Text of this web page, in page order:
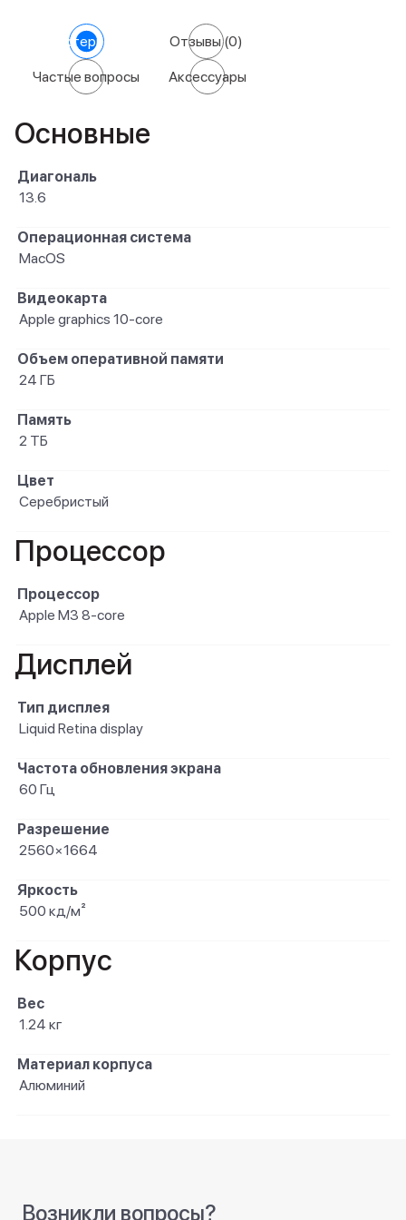
Характеристики Отзывы(0)
Частые вопросы Аксессуары
Основные
Диагональ
13.6
Операционная система
MacOS
Видеокарта
Apple graphics 10-core
Объем оперативной памяти
24 ГБ
Память
2 ТБ
Цвет
Серебристый
Процессор
Процессор
Apple M3 8-core
Дисплей
Тип дисплея
Liquid Retina display
Частота обновления экрана
60 Гц
Разрешение
2560×1664
Яркость
500 кд/м²
Корпус
Вес
1.24 кг
Материал корпуса
Алюминий
Возникли вопросы?